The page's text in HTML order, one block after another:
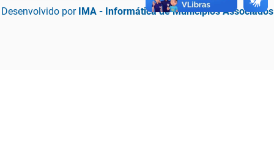
Desenvolvido por IMA - Informática de Municípios Associados